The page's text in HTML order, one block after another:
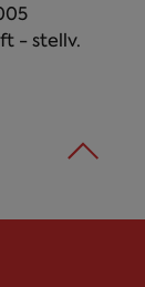
- stellv.